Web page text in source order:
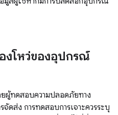
งโหว่ของอุปกรณ์
ผู้ทดสอบความปลอดภัยทาง
ดส่ง การทดสอบการเจาะควรระบุ